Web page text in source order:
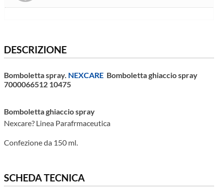
DESCRIZIONE
Bomboletta spray. NEXCARE Bomboletta ghiaccio spray
7000066512 10475
Bomboletta ghiaccio spray
Nexcare? Linea Parafrmaceutica
Confezione da 150 ml.
SCHEDA TECNICA